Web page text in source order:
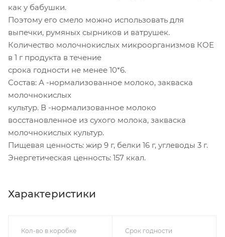
как у бабушки.
Поэтому его смело можно использовать для
выпечки, румяных сырников и ватрушек.
Количество молочнокислых микроорганизмов КОЕ
в 1 г продукта в течение
срока годности не менее 10*6.
Состав: А -нормализованное молоко, закваска
молочнокислых
культур. В -нормализованное молоко
восстановленное из сухого молока, закваска
молочнокислых культур.
Пищевая ценность: жир 9 г, белки 16 г, углеводы 3 г.
Энергетическая ценность: 157 ккал.
Характеристики
Кол-во в коробке Срок годности